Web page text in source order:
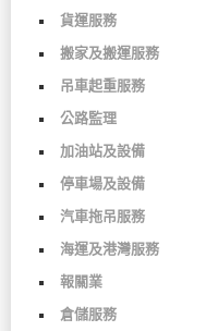
貨運服務
搬家及搬運服務
吊車起重服務
公路監理
加油站及設備
停車場及設備
汽車拖吊服務
海運及港灣服務
報關業
倉儲服務